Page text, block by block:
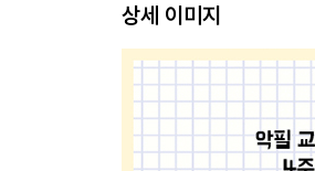
10일차. 다양한 서체로 써
3주차. 가지런히 문장 연습
11일차. 줄 맞춰 문장 연습
12일차. 줄 맞춰 문장 연습
13일차. 줄 없이 문장 연습
상세 이미지